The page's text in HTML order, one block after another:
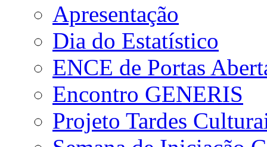
Apresentação
Dia do Estatístico
ENCE de Portas
Encontro GENERIS
Projeto Tardes